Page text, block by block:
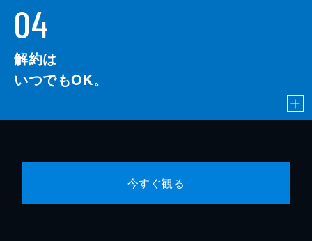
04
解約は
いつでもOK。
今すぐ観る